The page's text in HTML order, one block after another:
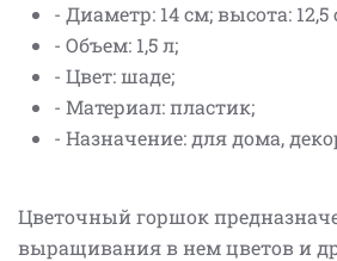
- Диаметр: 14 см; высота: 12,5
- Объем: 1,5 л;
- Цвет: шаде;
- Материал: пластик;
- Назначение: для дома,
Цветочный горшок
выращивания в нем цветов и